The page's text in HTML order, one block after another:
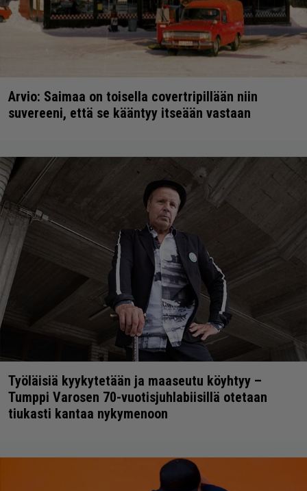
Arvio: Saimaa on toisella covertripillään niin
suvereeni, että se kääntyy itseään vastaan
Työläisiä kyykytetään ja maaseutu köyhtyy –
Tumppi Varosen 70-vuotisjuhlabiisillä otetaan
tiukasti kantaa nykymenoon